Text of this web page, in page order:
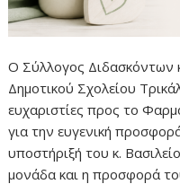
Ο Σύλλογος Διδασκόντων
Δημοτικού Σχολείου
ευχαριστίες προς το
για την ευγενική
υποστήριξή του κ.
μονάδα και η προσφορά